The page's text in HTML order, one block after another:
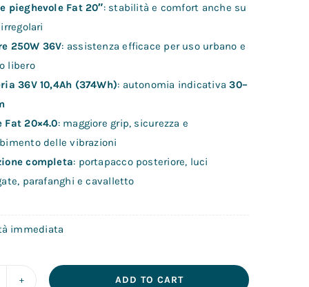
pieghevole Fat 20″: stabilità e comfort anche su
250W 36V: assistenza efficace per uso urbano e
libero
36V 10,4Ah (374Wh): autonomia indicativa30–
Fat 20×4.0: maggiore grip, sicurezza e
delle vibrazioni
completa: portapacco posteriore, luci
parafanghi e cavalletto
immediata
ADD TO CART